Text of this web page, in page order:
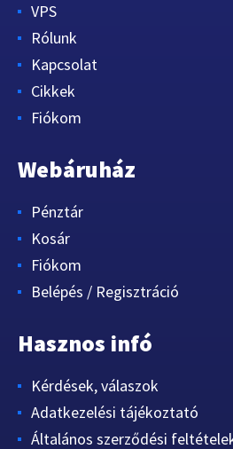
VPS
Rólunk
Kapcsolat
Cikkek
Fiókom
Webáruház
Pénztár
Kosár
Fiókom
Belépés / Regisztráció
Hasznos infó
Kérdések, válaszok
Adatkezelési tájékoztató
Általános szerződési